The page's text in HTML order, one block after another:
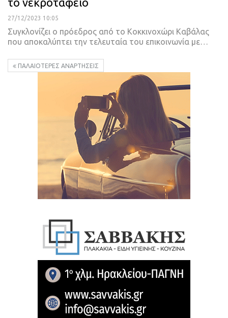
27/12/2023 10:05
Συγκλονίζει ο πρόεδρος από το Κοκκινοχώρι Καβάλας
που αποκαλύπτει την τελευταία του επικοινωνία με…
ΠΑΛΑΙΌΤΕΡΕΣ ΑΝΑΡΤΉΣΕΙΣ